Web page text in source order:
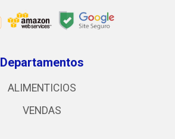
Departamentos
ALIMENTICIOS
VENDAS